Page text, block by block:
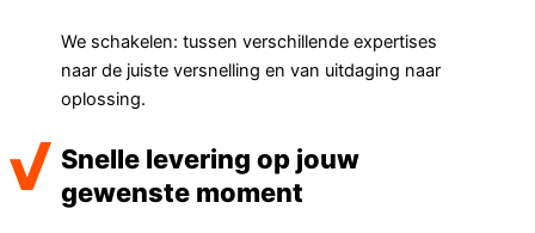
We schakelen: tussen verschillende expertises
naar de juiste versnelling en van uitdaging naar
oplossing.
Snelle levering op jouw
gewenste moment